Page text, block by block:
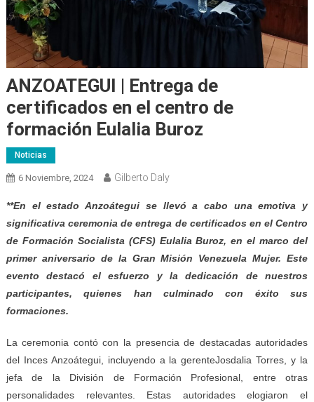
ANZOATEGUI | Entrega de
certificados en el centro de
formación Eulalia Buroz
Noticias
6 Noviembre, 2024 Gilberto Daly
**En el estado Anzoátegui se llevó a cabo una emotiva y
significativa ceremonia de entrega de certificados en el Centro
de Formación Socialista (CFS) Eulalia Buroz, en el marco del
primer aniversario de la Gran Misión Venezuela Mujer. Este
evento destacó el esfuerzo y la dedicación de nuestros
participantes, quienes han culminado con éxito sus
formaciones.
La ceremonia contó con la presencia de destacadas autoridades
del Inces Anzoátegui, incluyendo a la gerenteJosdalia Torres, y la
jefa de la División de Formación Profesional, entre otras
personalidades relevantes. Estas autoridades elogiaron el